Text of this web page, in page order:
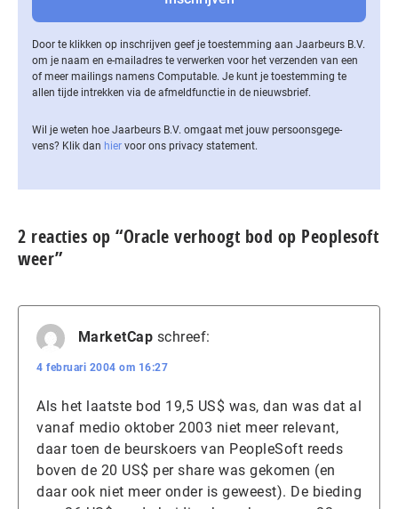
Door te klikken op inschrijven geef je toestemming aan Jaarbeurs B.V.
om je naam en e-mailadres te verwerken voor het verzenden van een
of meer mailings namens Computable. Je kunt je toestemming te
allen tijde intrekken via de af­meld­func­tie in de nieuwsbrief.
Wil je weten hoe Jaarbeurs B.V. omgaat met jouw per­soons­ge­ge­
vens? Klik dan hier voor ons privacy statement.
2 reacties op “Oracle verhoogt bod op Peoplesoft
weer”
MarketCap schreef:
4 februari 2004 om 16:27
Als het laatste bod 19,5 US$ was, dan was dat al
vanaf medio oktober 2003 niet meer relevant,
daar toen de beurskoers van PeopleSoft reeds
boven de 20 US$ per share was gekomen (en
daar ook niet meer onder is geweest). De bieding